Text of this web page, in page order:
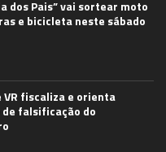
dos Pais” vai sortear moto
e bicicleta neste sábado
fiscaliza e orienta
falsificação do